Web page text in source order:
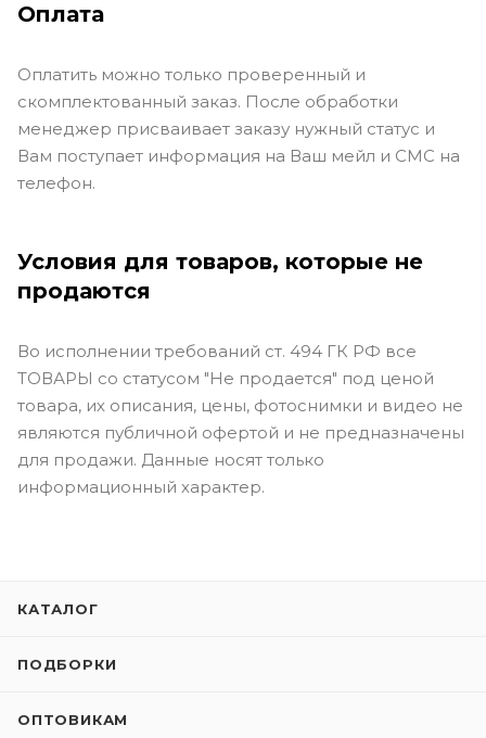
Оплата
Оплатить можно только проверенный и
скомплектованный заказ. После обработки
менеджер присваивает заказу нужный статус и
Вам поступает информация на Ваш мейл и СМС на
телефон.
Условия для товаров, которые не
продаются
Во исполнении требований ст. 494 ГК РФ все
ТОВАРЫ со статусом "Не продается" под ценой
товара, их описания, цены, фотоснимки и видео не
являются публичной офертой и не предназначены
для продажи. Данные носят только
информационный характер.
КАТАЛОГ
ПОДБОРКИ
ОПТОВИКАМ